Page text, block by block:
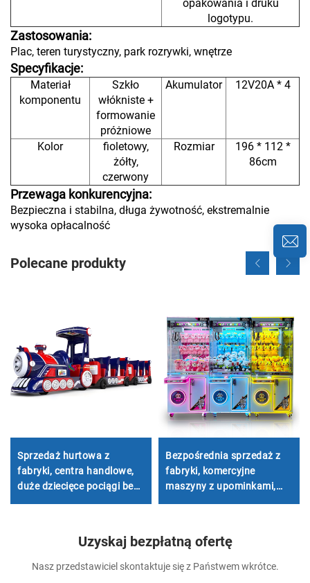
opakowania i druku
logotypu.
Zastosowania:
Plac, teren turystyczny, park rozrywki, wnętrze
Specyfikacje:
Materiał
komponentu
Szkło
włókniste +
formowanie
próżniowe
Akumulator 12V20A * 4
Kolor
fioletowy,
żółty,
czerwony
Rozmiar
196 * 112 *
86cm
Przewaga konkurencyjna:
Bezpieczna i stabilna, długa żywotność, ekstremalnie
wysoka opłacalność
Polecane produkty
Sprzedaż hurtowa z
fabryki, centra handlowe,
duże dziecięce pociągi bez
Bezpośrednia sprzedaż z
fabryki, komercyjne
maszyny z upominkami,
Uzyskaj bezpłatną ofertę
Nasz przedstawiciel skontaktuje się z Państwem wkrótce.